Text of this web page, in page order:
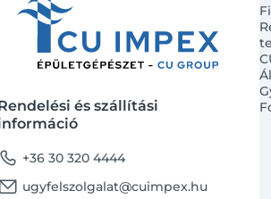
és szállítási
phone +36 30 320 4444
email ugyfelszolgalat@cuimpex.hu